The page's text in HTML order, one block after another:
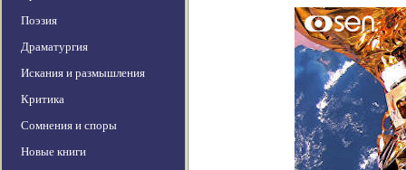
Поэзия
Драматургия
Искания и размышления
Критика
Сомнения и споры
Новые книги